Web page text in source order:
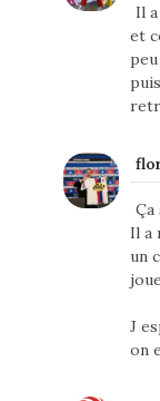
Il
et
Ça
Il a
un
J
on